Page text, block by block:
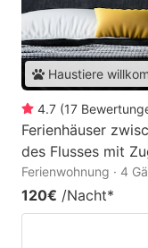
Haustiere
4.7 (17
Ferienhäuser
des Flusses mit
Ferienwohnung · 4
120€ /Nacht*